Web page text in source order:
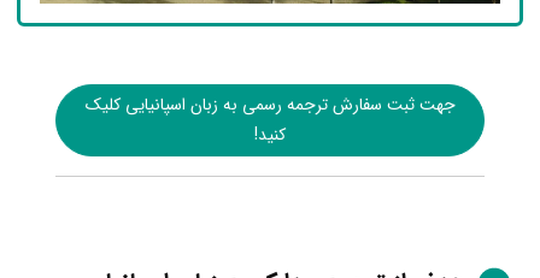
جهت ثبت سفارش ترجمه رسمی به زبان اسپانیایی کلیک
کنید!